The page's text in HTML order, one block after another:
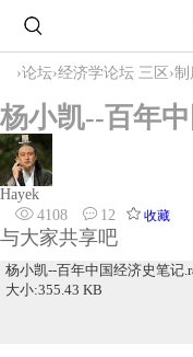
›论坛›经济学论坛 三区 ›制
杨小凯--百年
Hayek
4108
12 收藏
与大家共享吧
杨小凯--百年中国经济史笔记
大小:355.43 KB